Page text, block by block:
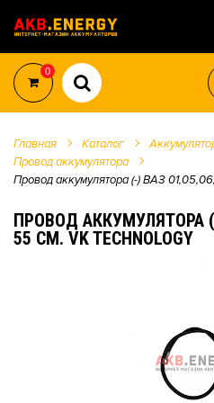
0
Главная Каталог
Провод аккумулятора
Провод аккумулятора (-) ВАЗ
ПРОВОД АККУМУЛЯТОРА
55 СМ. VK TECHNOLOGY